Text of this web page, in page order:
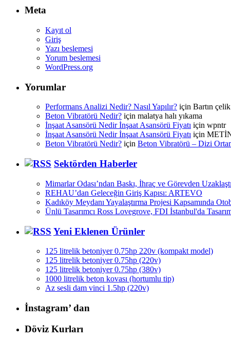
Meta
Kayıt ol
Giriş
Yazı beslemesi
Yorum beslemesi
WordPress.org
Yorumlar
Performans Analizi Nedir? Nasıl Yapılır? için Bartın
Beton Vibratörü Nedir? için malatya halı yıkama
İnşaat Asansörü Nedir İnşaat Asansörü Fiyatı için wpntr
İnşaat Asansörü Nedir İnşaat Asansörü Fiyatı için
Beton Vibratörü Nedir? için Beton Vibratörü – Dizi
Sektörden Haberler
Mimarlar Odası’ndan Baskı, İhraç ve Görevden
REHAU’dan Geleceğin Giriş Kapısı: ARTEVO
Kadıköy Meydanı Yayalaştırma Projesi Kapsamında
Ünlü Tasarımcı Ross Lovegrove, FDI İstanbul'da
Yeni Eklenen Ürünler
125 litrelik betoniyer 0.75hp 220v (kompakt model)
125 litrelik betoniyer 0.75hp (220v)
125 litrelik betoniyer 0.75hp (380v)
1000 litrelik beton kovası (hortumlu tip)
Az sesli dam vinci 1.5hp (220v)
İnstagram’ dan
Döviz Kurları